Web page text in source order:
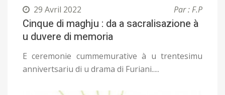
29 Avril 2022 Par : F.P
Cinque di maghju : da a sacralisazione à
u duvere di memoria
E ceremonie cummemurative à u trentesimu
annivertsariu di u drama di Furiani.....